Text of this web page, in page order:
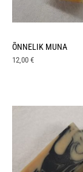
ÕNNELIK MUNA
12,00 €